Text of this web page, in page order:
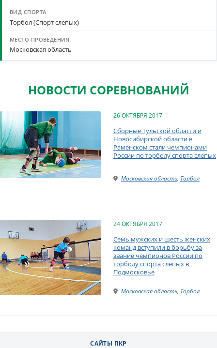
Торбол (Спорт слепых)
Московская область
НОВОСТИ СОРЕВНОВАНИЙ
26 ОКТЯБРЯ 2017
Сборные Тульской области и
Новосибирской области в
Раменском стали чемпионами
России по торболу спорта слепых
Московская область, Торбол
24 ОКТЯБРЯ 2017
Семь мужских и шесть женских
команд вступили в борьбу за
звание чемпионов России по
торболу спорта слепых в
Подмосковье
Московская область, Торбол
САЙТЫ ПКР